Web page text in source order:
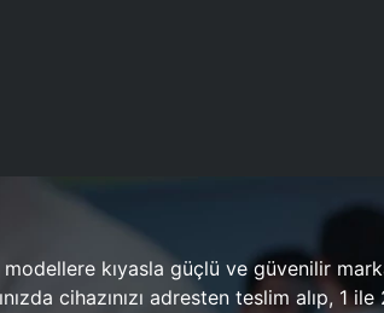
kıyasla güçlü ve güvenilir
cihazınızı adresten teslim alıp,